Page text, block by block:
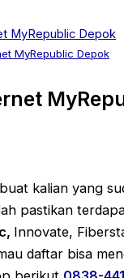
MyRepublic Depok
MyRepublic Depok
kalian yang
pastikan
Innovate,
daftar bisa